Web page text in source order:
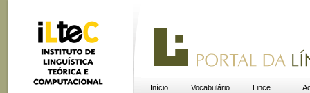
Início Vocabulário Lince